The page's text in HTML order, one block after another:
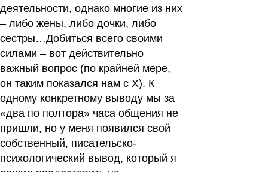
деятельности, однако многие из них
– либо жены, либо дочки, либо
сестры…Добиться всего своими
силами – вот действительно
важный вопрос (по крайней мере,
он таким показался нам с Х). К
одному конкретному выводу мы за
«два по полтора» часа общения не
пришли, но у меня появился свой
собственный, писательско-
психологический вывод, который я